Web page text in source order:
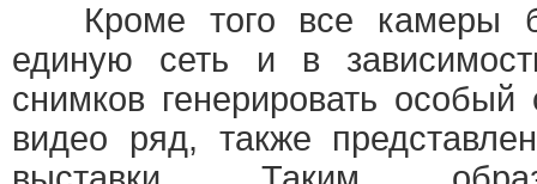
Кроме того все камеры
единую сеть и в
снимков генерировать особый
видео ряд, также